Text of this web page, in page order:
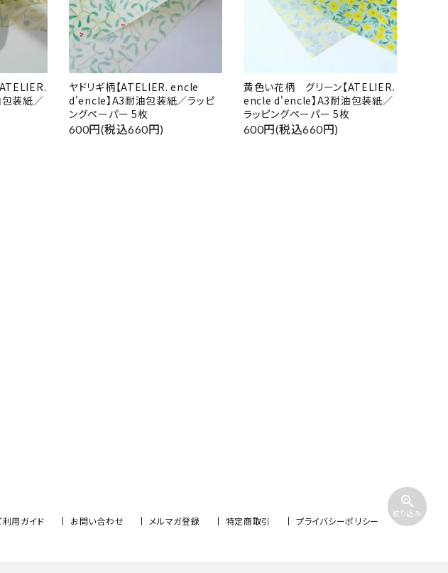
装紙／
ヤドリギ柄【ATELIER. encle
d'encle】A3耐油包装紙／ラッピ
ングペーパー 5枚
600円(税込660円)
黄色い花柄 グリーン【ATELIER.
encle d'encle】A3耐油包装紙／
ラッピングペーパー 5枚
600円(税込660円)
zoom_in
絞り込み
利用ガイド お問い合わせ メルマガ登録 特定商取引 プライバシーポリシー